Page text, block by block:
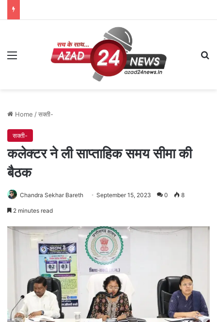
Menu
Home /सक्ती-
सक्ती-
कलेक्टर ने ली साप्ताहिक समय सीमा की
बैठक
Chandra Sekhar Bareth September 15, 2023 0 8
2 minutes read